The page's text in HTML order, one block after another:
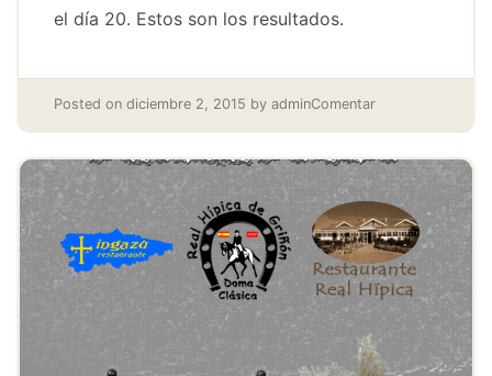
el día 20. Estos son los resultados.
Posted on diciembre 2, 2015 by adminComentar